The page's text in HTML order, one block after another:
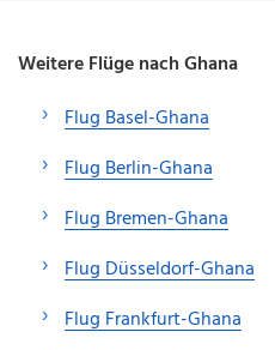
Weitere Flüge nach Ghana
Flug Basel-Ghana
Flug Berlin-Ghana
Flug Bremen-Ghana
Flug Düsseldorf-Ghana
Flug Frankfurt-Ghana